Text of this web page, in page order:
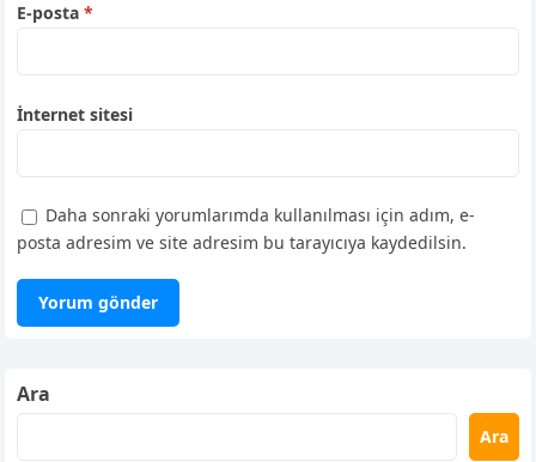
E-posta*
İnternet sitesi
Daha sonraki yorumlarımda kullanılması için adım, e-
posta adresim ve site adresim bu tarayıcıya kaydedilsin.
Ara
Ara